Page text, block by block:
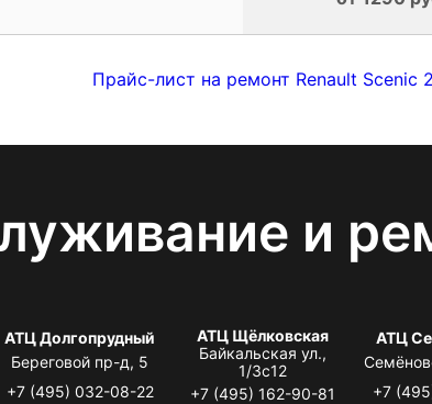
Прайс-лист на ремонт Renault Scenic 2
и
АТЦ Долгопрудный
Береговой пр-д, 5
+7 (495) 032-08-22
АТЦ Щёлковская
Байкальская ул.,
1/3с12
+7 (495) 162-90-81
АТЦ
+7